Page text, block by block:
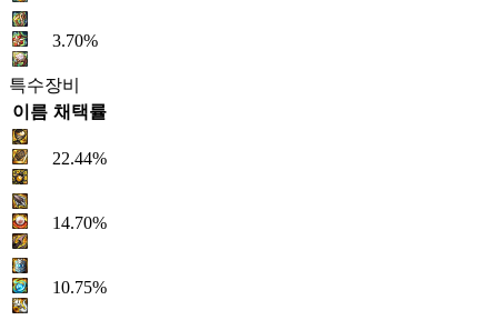
3.70%
특수장비
이름 채택률
22.44%
14.70%
10.75%